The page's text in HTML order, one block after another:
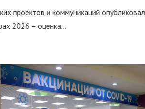
проектов и коммуникаций опубликовал
2026 – оценка...